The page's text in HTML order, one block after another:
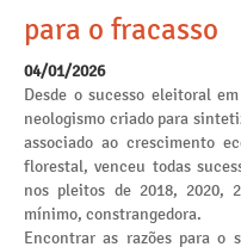
para o fracasso
04/01/2026
Desde o sucesso eleitoral
neologismo criado para
associado ao crescimento
florestal, venceu todas
nos pleitos de 2018, 2020,
mínimo, constrangedora.
Encontrar as razões para o